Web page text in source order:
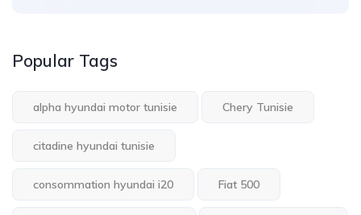
Popular Tags
alpha hyundai motor tunisie Chery Tunisie
citadine hyundai tunisie
consommation hyundai i20 Fiat 500